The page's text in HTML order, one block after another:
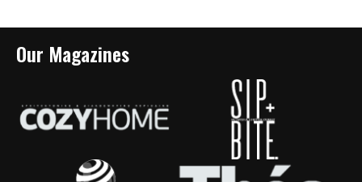
Our Magazines